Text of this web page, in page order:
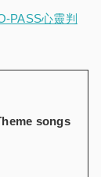
PASS心靈判
songs